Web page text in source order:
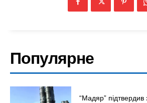
Популярне
“Мадяр”